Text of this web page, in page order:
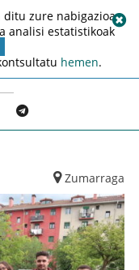
Zumarraga
ditu zure nabigazioa
analisi estatistikoak
hemen.